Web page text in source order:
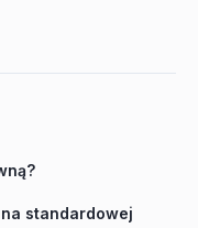
standardowej